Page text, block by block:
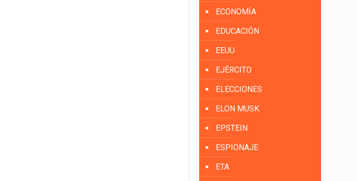
ECONOMÍA
EDUCACIÓN
EEUU
EJÉRCITO
ELECCIONES
ELON MUSK
EPSTEIN
ESPIONAJE
ETA